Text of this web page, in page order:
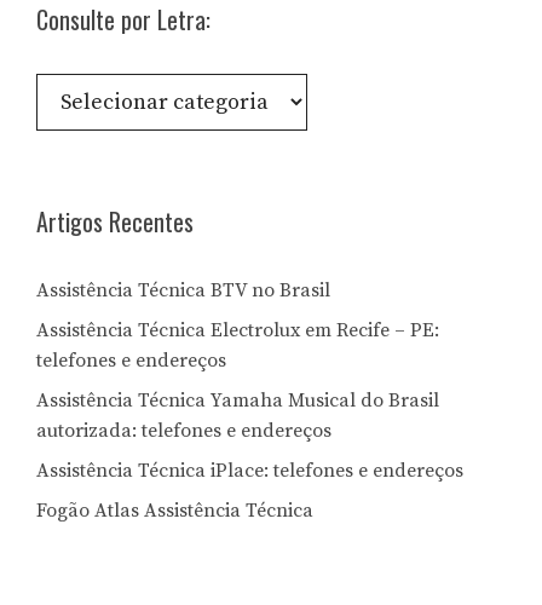
Consulte por Letra:
Consulte
Artigos Recentes
Assistência Técnica BTV no Brasil
Assistência Técnica Electrolux em Recife – PE:
telefones e endereços
Assistência Técnica Yamaha Musical do Brasil
autorizada: telefones e endereços
Assistência Técnica iPlace: telefones e endereços
Fogão Atlas Assistência Técnica